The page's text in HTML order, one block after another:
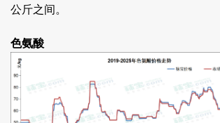
公斤之间。
色氨酸